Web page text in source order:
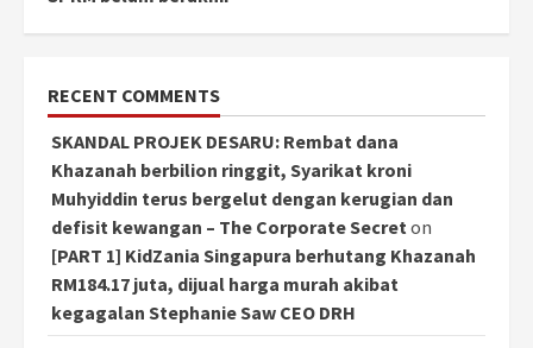
RECENT COMMENTS
SKANDAL PROJEK DESARU: Rembat dana
Khazanah berbilion ringgit, Syarikat kroni
Muhyiddin terus bergelut dengan kerugian dan
defisit kewangan – The Corporate Secreton
[PART 1] KidZania Singapura berhutang Khazanah
RM184.17 juta, dijual harga murah akibat
kegagalan Stephanie Saw CEO DRH